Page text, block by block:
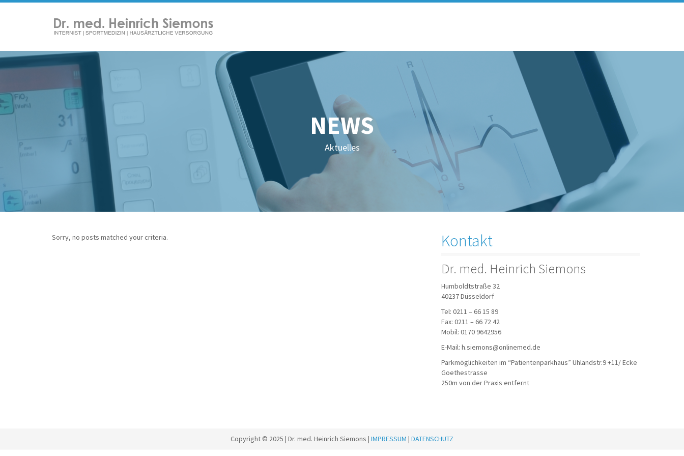
NEWS
Aktuelles
Sorry, no posts matched your criteria. Kontakt
Dr. med. Heinrich Siemons
Humboldtstraße 32
40237 Düsseldorf
Tel: 0211 – 66 15 89
Fax: 0211 – 66 72 42
Mobil: 0170 9642956
E-Mail: h.siemons@onlinemed.de
Parkmöglichkeiten im “Patientenparkhaus” Uhlandstr.9 +11/ Ecke
Goethestrasse
250m von der Praxis entfernt
Copyright © 2025 | Dr. med. Heinrich Siemons | IMPRESSUM | DATENSCHUTZ